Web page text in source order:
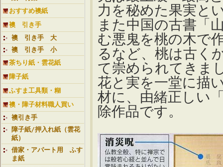
おすすめ襖紙
襖 引き手
襖 引き手 大
襖 引き手 小
茶ちり紙・雲花紙
障子紙
ふすま工具類・糊
襖・障子材料職人買い
襖引き手
障子紙/押入れ紙（雲花
紙）
借家・アパート用 ふす
ま紙
力を秘めた果実と
また中国の古書「
む悪鬼を桃の木で
るなど、桃は古く
て崇められてきま
花と実を一堂に描
材に、由緒正しい
除作品です。